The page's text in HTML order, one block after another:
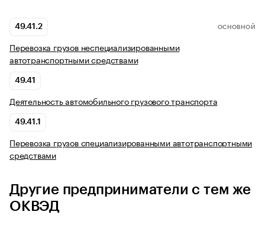
49.41.2 ОСНОВНОЙ
Перевозка грузов неспециализированными
автотранспортными средствами
49.41
Деятельность автомобильного грузового транспорта
49.41.1
Перевозка грузов специализированными автотранспортными
средствами
Другие предприниматели с тем же
ОКВЭД